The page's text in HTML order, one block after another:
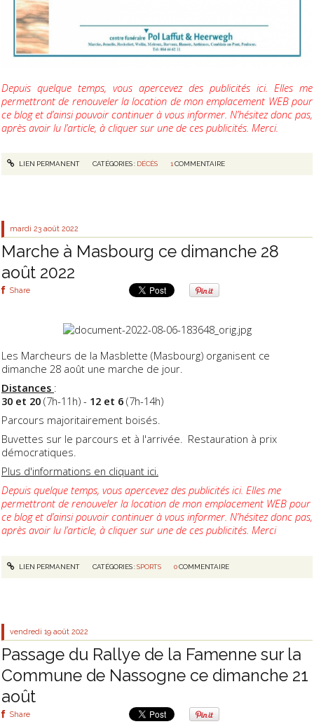
Depuis quelque temps, vous apercevez des publicités ici. Elles me
permettront de renouveler la location de mon emplacement WEB pour
ce blog et d’ainsi pouvoir continuer à vous informer. N’hésitez donc pas,
après avoir lu l’article, à cliquer sur une de ces publicités. Merci.
LIEN PERMANENT CATÉGORIES : DÉCÈS 1 COMMENTAIRE
mardi 23 août 2022
Marche à Masbourg ce dimanche 28
août 2022
Share
Les Marcheurs de la Masblette (Masbourg) organisent ce
dimanche 28 août une marche de jour.
Distances :
30 et 20 (7h-11h) - 12 et 6 (7h-14h)
Parcours majoritairement boisés.
Buvettes sur le parcours et à l'arrivée. Restauration à prix
démocratiques.
Plus d'informations en cliquant ici.
Depuis quelque temps, vous apercevez des publicités ici. Elles me
permettront de renouveler la location de mon emplacement WEB pour
ce blog et d’ainsi pouvoir continuer à vous informer. N’hésitez donc pas,
après avoir lu l’article, à cliquer sur une de ces publicités. Merci
LIEN PERMANENT CATÉGORIES :SPORTS 0COMMENTAIRE
vendredi 19 août 2022
Passage du Rallye de la Famenne sur la
Commune de Nassogne ce dimanche 21
août
Share